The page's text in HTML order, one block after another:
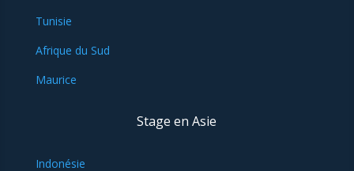
Tunisie
Afrique du Sud
Maurice
Stage en Asie
Indonésie